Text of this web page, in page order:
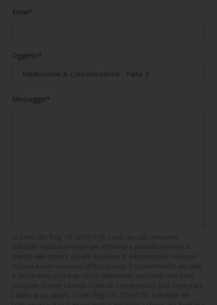
Email*
Oggetto*
Messaggio*